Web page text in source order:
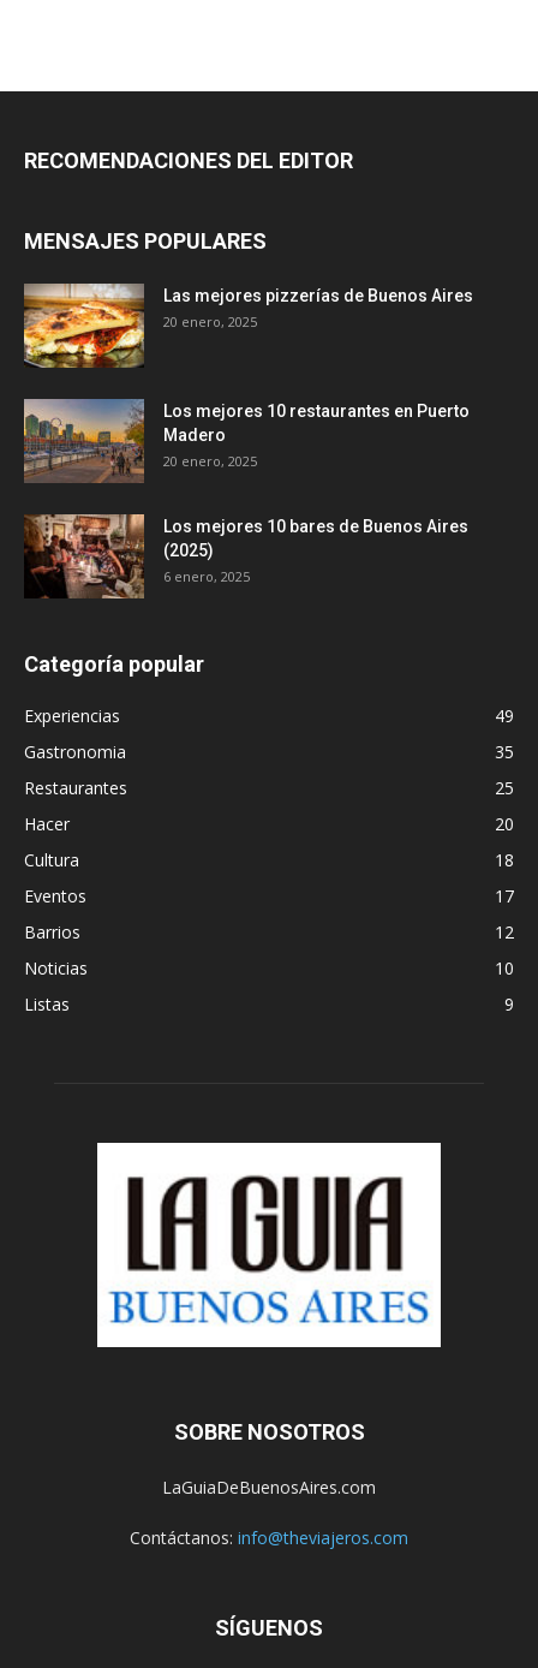
RECOMENDACIONES DEL EDITOR
MENSAJES POPULARES
Las mejores pizzerías de Buenos Aires
20 enero, 2025
Los mejores 10 restaurantes en Puerto
Madero
20 enero, 2025
Los mejores 10 bares de Buenos Aires
(2025)
6 enero, 2025
Categoría popular
Experiencias
49
Gastronomia
35
Restaurantes
25
Hacer
20
Cultura
18
Eventos
17
Barrios
12
Noticias
10
Listas
9
SOBRE NOSOTROS
LaGuiaDeBuenosAires.com
Contáctanos: info@theviajeros.com
SÍGUENOS